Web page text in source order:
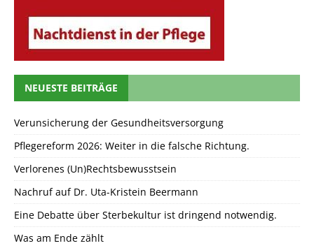
NEUESTE BEITRÄGE
Verunsicherung der Gesundheitsversorgung
Pflegereform 2026: Weiter in die falsche Richtung.
Verlorenes (Un)Rechtsbewusstsein
Nachruf auf Dr. Uta-Kristein Beermann
Eine Debatte über Sterbekultur ist dringend notwendig.
Was am Ende zählt